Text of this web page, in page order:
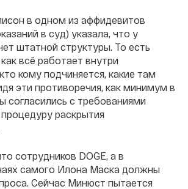
в одном из аффидевитов
в суд) указала, что у
штатной структуры. То есть
всё работает внутри
кому подчиняется, какие там
эти противоречия, как минимум в
согласились с требованиями
раскрытия
сотрудников DOGE, а в
самого Илона Маска должны
Сейчас Минюст пытается